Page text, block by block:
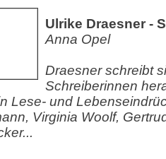
Ulrike Draesner -
Anna Opel
Draesner schreibt
Schreiberinnen
Lese- und
Virginia Woolf,